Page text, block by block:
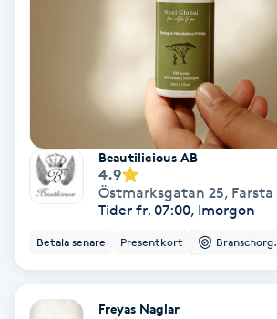
Brynplockning
BröllopsuppsättningBeautilicious AB
4.9
Östmarksgatan 25, Farsta
Tider fr. 07:00, Imorgon
Betala senare Presentkort Branschorg.
Freyas Naglar